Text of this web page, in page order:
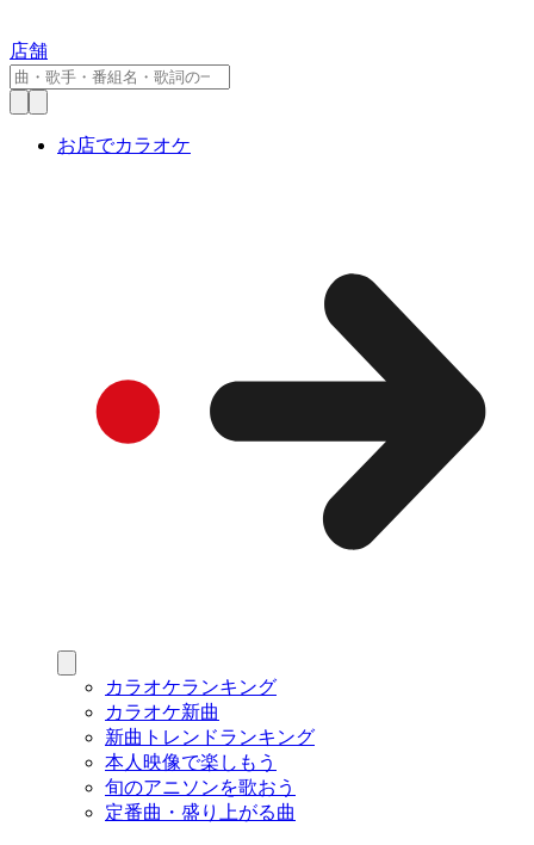
店舗
お店でカラオケ
カラオケランキング
カラオケ新曲
新曲トレンドランキング
本人映像で楽しもう
旬のアニソンを歌おう
定番曲・盛り上がる曲